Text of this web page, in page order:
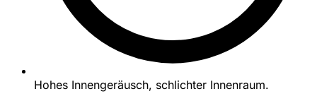
Hohes Innengeräusch, schlichter Innenraum.